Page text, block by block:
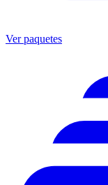
Ver paquetes